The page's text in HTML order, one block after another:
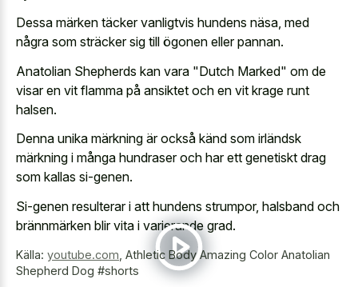
Dessa märken täcker vanligtvis hundens näsa, med
några som sträcker sig till ögonen eller pannan.
Anatolian Shepherds kan vara "Dutch Marked" om de
visar en vit flamma på ansiktet och en vit krage runt
halsen.
Denna unika märkning är också känd som irländsk
märkning i många hundraser och har ett genetiskt drag
som kallas si-genen.
Si-genen resulterar i att hundens strumpor, halsband och
brännmärken blir vita i varierande grad.
Källa: youtube.com Athletic Body Amazing Color Anatolian
Shepherd Dog #shorts